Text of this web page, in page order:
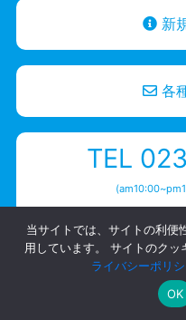
新
各
TEL
Copyright ハヤシワックス | スキー・
当サイトでは、サイトの利
用しています。 サイトのクッ
ライバシーポリシ
OK